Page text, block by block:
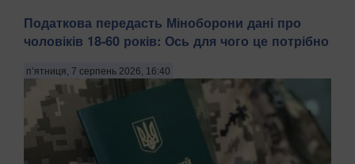
Податкова передасть Міноборони дані про
чоловіків 18-60 років: Ось для чого це потрібно
п’ятниця, 7 серпень 2026, 16:40